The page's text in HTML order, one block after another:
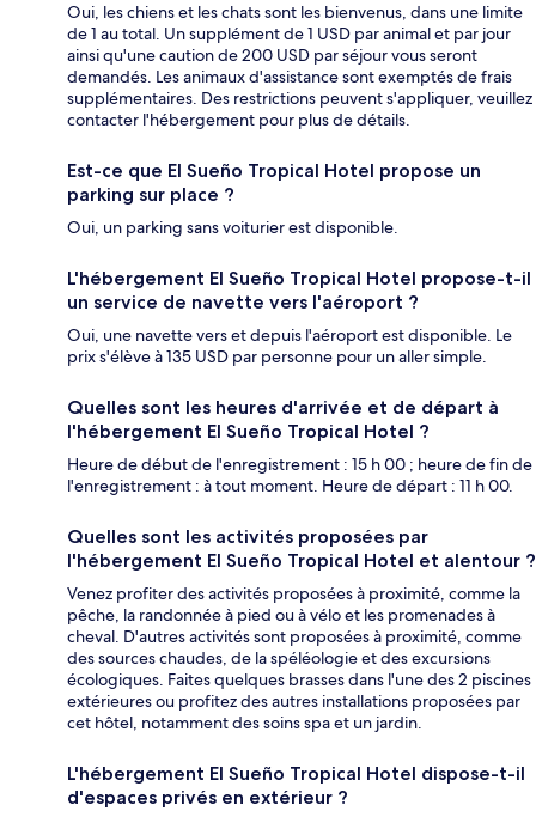
Oui, les chiens et les chats sont les bienvenus, dans une limite
de 1 au total. Un supplément de 1 USD par animal et par jour
ainsi qu'une caution de 200 USD par séjour vous seront
demandés. Les animaux d'assistance sont exemptés de frais
supplémentaires. Des restrictions peuvent s'appliquer, veuillez
contacter l'hébergement pour plus de détails.
Est-ce que El Sueño Tropical Hotel propose un
parking sur place ?
Oui, un parking sans voiturier est disponible.
L'hébergement El Sueño Tropical Hotel propose-t-il
un service de navette vers l'aéroport ?
Oui, une navette vers et depuis l'aéroport est disponible. Le
prix s'élève à 135 USD par personne pour un aller simple.
Quelles sont les heures d'arrivée et de départ à
l'hébergement El Sueño Tropical Hotel ?
Heure de début de l'enregistrement : 15 h 00 ; heure de fin de
l'enregistrement : à tout moment. Heure de départ : 11 h 00.
Quelles sont les activités proposées par
l'hébergement El Sueño Tropical Hotel et alentour ?
Venez profiter des activités proposées à proximité, comme la
pêche, la randonnée à pied ou à vélo et les promenades à
cheval. D'autres activités sont proposées à proximité, comme
des sources chaudes, de la spéléologie et des excursions
écologiques. Faites quelques brasses dans l'une des 2 piscines
extérieures ou profitez des autres installations proposées par
cet hôtel, notamment des soins spa et un jardin.
L'hébergement El Sueño Tropical Hotel dispose-t-il
d'espaces privés en extérieur ?